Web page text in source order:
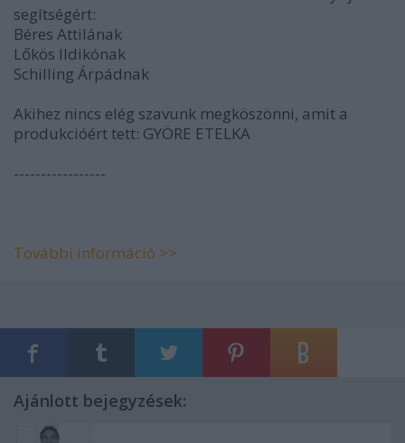
segítségért:
Béres Attilának
Lőkös Ildikónak
Schilling Árpádnak
Akihez nincs elég szavunk megköszönni, amit a
produkcióért tett: GYÖRE ETELKA
-----------------
További információ >>
Ajánlott bejegyzések: